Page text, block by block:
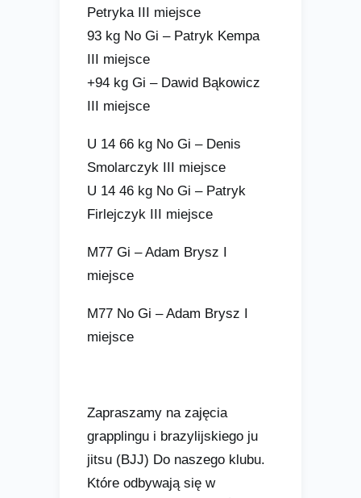
Petryka III miejsce
93 kg No Gi – Patryk Kempa
III miejsce
+94 kg Gi – Dawid Bąkowicz
III miejsce
U 14 66 kg No Gi – Denis
Smolarczyk III miejsce
U 14 46 kg No Gi – Patryk
Firlejczyk III miejsce
M77 Gi – Adam Brysz I
miejsce
M77 No Gi – Adam Brysz I
miejsce
Zapraszamy na zajęcia
grapplingu i brazylijskiego ju
jitsu (BJJ) Do naszego klubu.
Które odbywają się w